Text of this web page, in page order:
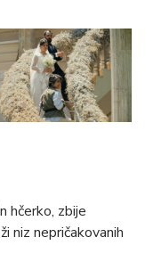
hčerko, zbije
niz nepričakovanih